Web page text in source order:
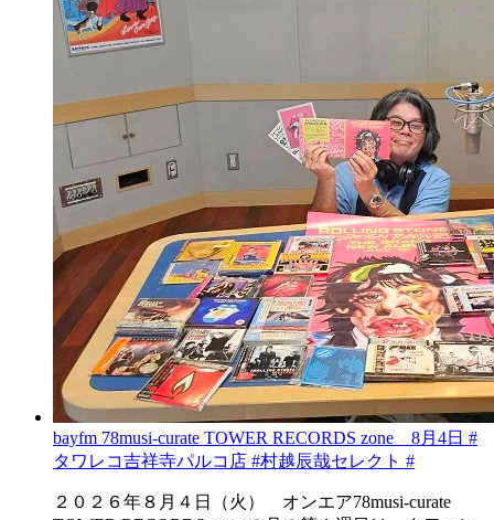
bayfm 78musi-curate TOWER RECORDS zone 8月4日 #
タワレコ吉祥寺パルコ店 #村越辰哉セレクト #
２０２６年８月４日（火） オンエア78musi-curate